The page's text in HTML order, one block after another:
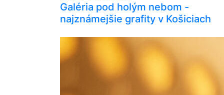
Galéria pod holým nebom -
najznámejšie grafity v Košiciach